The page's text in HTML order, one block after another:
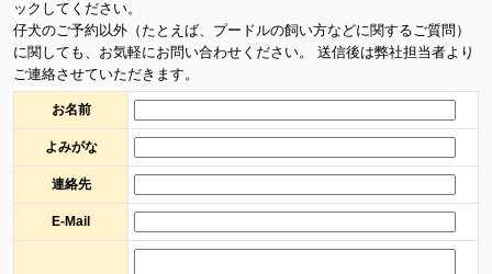
ックしてください。
仔犬のご予約以外（たとえば、プードルの飼い方などに関するご質問）
に関しても、お気軽にお問い合わせください。 送信後は弊社担当者より
ご連絡させていただきます。
お名前
よみがな
連絡先
E-Mail